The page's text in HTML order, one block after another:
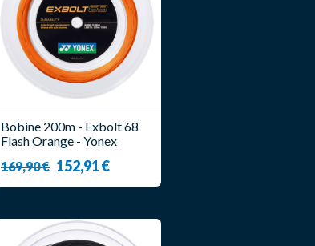
Bobine 200m - Exbolt 68
Flash Orange - Yonex
169,90 € 152,91 €